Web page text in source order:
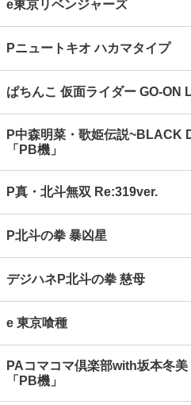
e東京リベンジャーズ
Pニュートキオ ハカマタイプ
ぱちんこ 仮面ライダー GO‐ON
P中森明菜・歌姫伝説~BLACK
「PB機」
P真・北斗無双 Re:319ver.
P北斗の拳 暴凶星
デジハネP北斗の拳 慈母
e 東京喰種
PAコマコマ倶楽部with坂本冬
「PB機」